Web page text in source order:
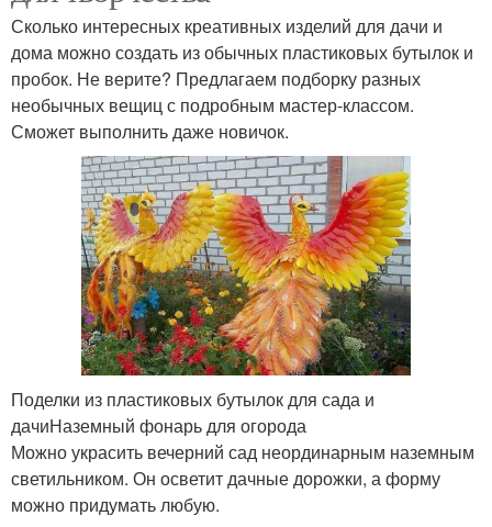
Сколько интересных креативных изделий для дачи и
дома можно создать из обычных пластиковых бутылок и
пробок. Не верите? Предлагаем подборку разных
необычных вещиц с подробным мастер-классом.
Сможет выполнить даже новичок.
Поделки из пластиковых бутылок для сада и
дачиНаземный фонарь для огорода
Можно украсить вечерний сад неординарным наземным
светильником. Он осветит дачные дорожки, а форму
можно придумать любую.